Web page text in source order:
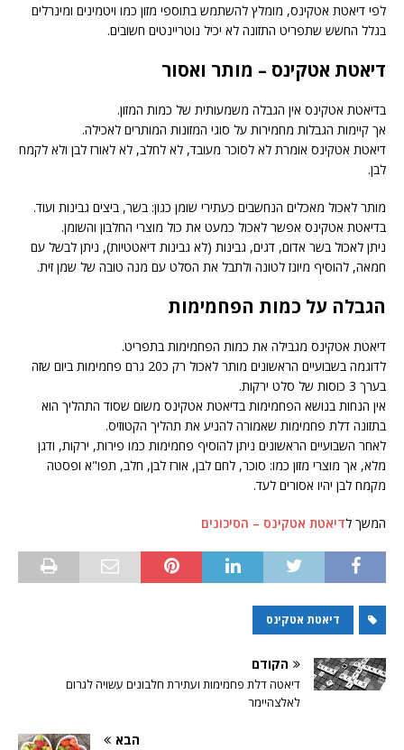
לפי דיאטת אטקינס, מומלץ להשתמש בתוספי מזון כמו ויטמינים ומינרלים
בגלל החשש שתפריט התזונה לא יכיל נוטריינטים חשובים.
דיאטת אטקינס – מותר ואסור
בדיאטת אטקינס אין הגבלה משמעותית של כמות המזון.
אך קיימות הגבלות מחמירות על סוגי המזונות המותרים לאכילה.
דיאטת אטקינס אומרת לא לסוכר מעובד, לא לחלב, לא לאורז לבן ולא לקמח
לבן.
מותר לאכול מאכלים הנחשבים כעתירי שומן כגון: בשר, ביצים גבינות ועוד.
בדיאטת אטקינס אפשר לאכול כמעט את כול מוצרי החלבון והשומן.
ניתן לאכול בשר אדום, דגים, גבינות (לא גבינות דיאטטיות), ניתן לבשל עם
חמאה, להוסיף מיונז לטונה ולתבל את הסלט עם מנה טובה של שמן זית.
הגבלה על כמות הפחמימות
דיאטת אטקינס מגבילה את כמות הפחמימות בתפריט.
לדוגמה בשבועיים הראשונים מותר לאכול רק כ20 גרם פחמימות ביום שזה
בערך 3 כוסות של סלט ירקות.
אין הנחות בנושא הפחמימות בדיאטת אטקינס משום שסוד התהליך הוא
בתזונה דלת פחמימות שאמורה להניע את תהליך הקטוזיס.
לאחר השבועיים הראשונים ניתן להוסיף פחמימות כמו פירות, ירקות, ודגן
מלא, אך מוצרי מזון כמו: סוכר, לחם לבן, אורז לבן, חלב, תפו"א ופסטה
מקמח לבן יהיו אסורים לעד.
המשך לדיאטת אטקינס – הסיכונים
דיאטת אטקינס
הקודם
דיאטה דלת פחמימות ועתירת חלבונים עשויה לגרום
לאלצהיימר
הבא